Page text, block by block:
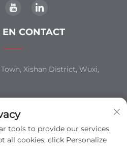
EN CONTACT
Xishan District, Wuxi,
tools to provide our services.
all cookies, click Personalize